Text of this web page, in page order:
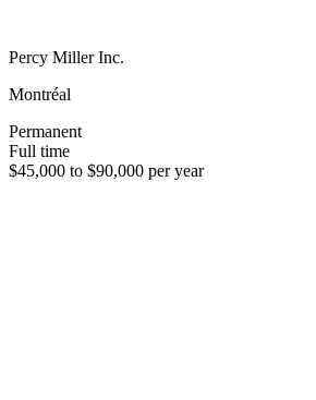
Percy Miller Inc.
Montréal
Permanent
Full time
$45,000 to $90,000 per year